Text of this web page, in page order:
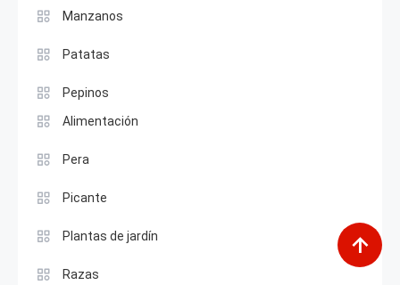
Manzanos
Patatas
Pepinos
Alimentación
Pera
Picante
Plantas de jardín
Razas